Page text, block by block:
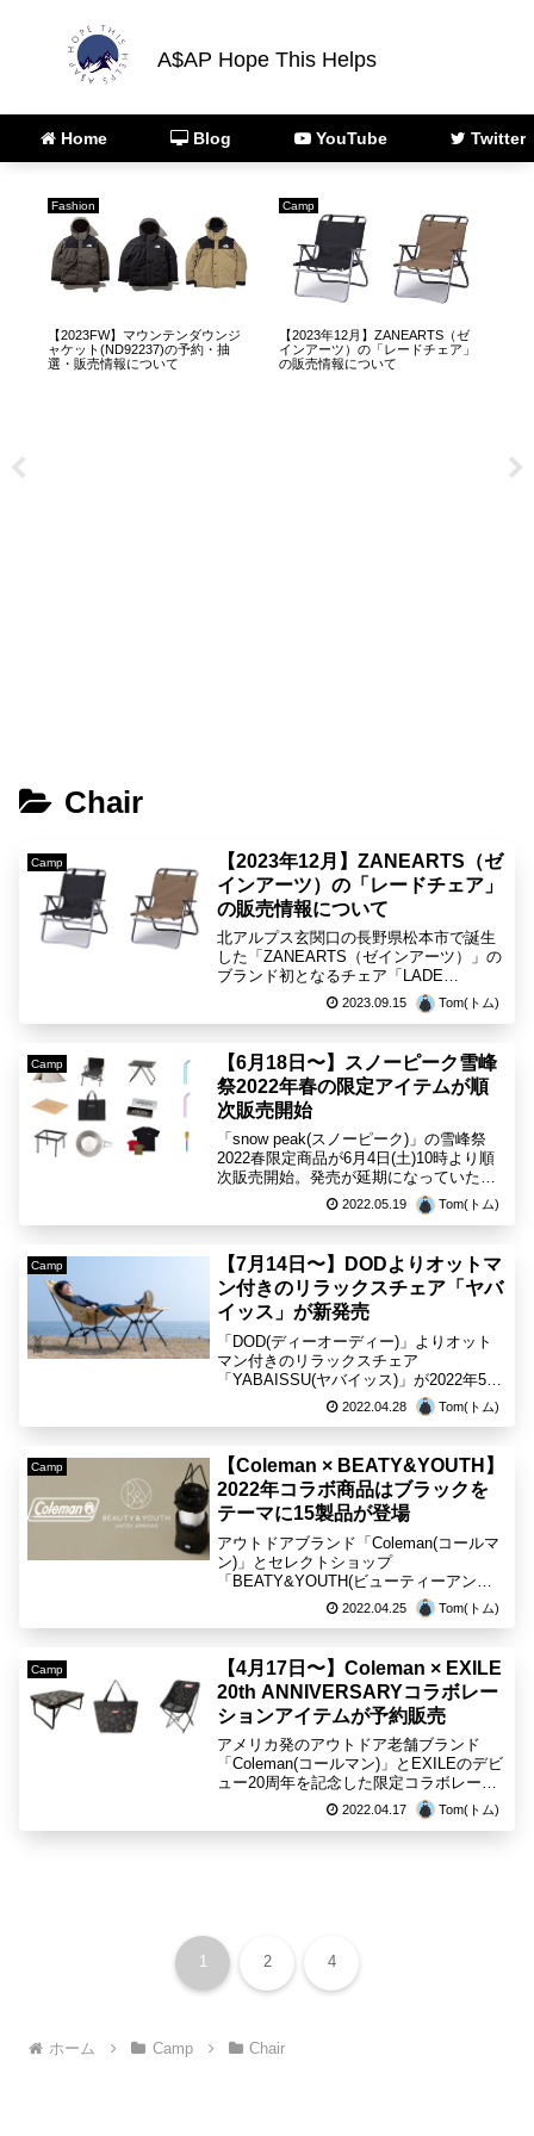
A$AP Hope This Helps
Home Blog YouTube Twitter
Fashion
【2023FW】マウンテンダウンジ
ャケット(ND92237)の予約・抽
選・販売情報について
Camp
【2023年12月】ZANEARTS（ゼ
インアーツ）の「レードチェア」
の販売情報について
Chair
Camp
【2023年12月】ZANEARTS（ゼ
インアーツ）の「レードチェア」
の販売情報について
北アルプス玄関口の長野県松本市で誕生
した「ZANEARTS（ゼインアーツ）」の
ブランド初となるチェア「LADE
CHAIR（レードチェア）」スタイリッシ
ュなデザインで利便性の高い二つ折りチ
CHAIR】...
2023.09.15 Tom(トム)
Camp
【6月18日〜】スノーピーク雪峰
祭2022年春の限定アイテムが順
次販売開始
「snow peak(スノーピーク)」の雪峰祭
2022春限定商品が6月4日(土)10時より順
次販売開始。発売が延期になっていた一
部商品は6月18日(土)10時より販売開始。
「ローチェアショート」や「TAKIBI My
2022.05.19 Tom(トム)
Camp
【7月14日〜】DODよりオットマ
ン付きのリラックスチェア「ヤバ
イッス」が新発売
「DOD(ディーオーディー)」よりオット
マン付きのリラックスチェア
「YABAISSU(ヤバイッス)」が2022年5月
10日(火)より発売開始。角度調節も可能
でハイバック仕様となっており、コンパ
ヤバイッ...
2022.04.28 Tom(トム)
Camp
【Coleman × BEATY&YOUTH】
2022年コラボ商品はブラックを
テーマに15製品が登場
アウトドアブランド「Coleman(コールマ
ン)」とセレクトショップ
「BEATY&YOUTH(ビューティーアンド
ユース)」のコラボレーションが今季も登
場。ブラックとグレーに染まったコレク
します。【Cole...
2022.04.25 Tom(トム)
Camp
【4月17日〜】Coleman × EXILE
20th ANNIVERSARYコラボレー
ションアイテムが予約販売
アメリカ発のアウトドア老舗ブランド
「Coleman(コールマン)」とEXILEのデビ
ュー20周年を記念した限定コラボレーシ
ョンアイテム「EXILE 20th
ANNIVERSARY」が登場。2022年4月17
2022.04.17 Tom(トム)
1 2 4
ホーム Camp Chair